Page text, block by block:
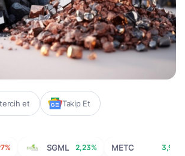
et Takip Et
SGML 2,23% METC 3,94%